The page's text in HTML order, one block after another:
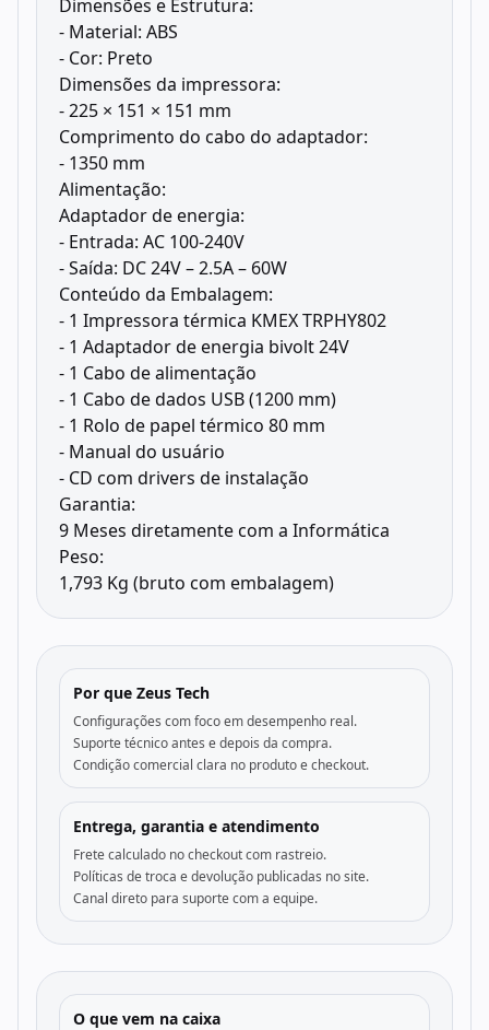
Dimensões e Estrutura:
- Material: ABS
- Cor: Preto
Dimensões da impressora:
- 225 × 151 × 151 mm
Comprimento do cabo do adaptador:
- 1350 mm
Alimentação:
Adaptador de energia:
- Entrada: AC 100-240V
- Saída: DC 24V – 2.5A – 60W
Conteúdo da Embalagem:
- 1 Impressora térmica KMEX TRPHY802
- 1 Adaptador de energia bivolt 24V
- 1 Cabo de alimentação
- 1 Cabo de dados USB (1200 mm)
- 1 Rolo de papel térmico 80 mm
- Manual do usuário
- CD com drivers de instalação
Garantia:
9 Meses diretamente com a Informática
Peso:
1,793 Kg (bruto com embalagem)
Por que Zeus Tech
Configurações com foco em desempenho real.
Suporte técnico antes e depois da compra.
Condição comercial clara no produto e checkout.
Entrega, garantia e atendimento
Frete calculado no checkout com rastreio.
Políticas de troca e devolução publicadas no site.
Canal direto para suporte com a equipe.
O que vem na caixa